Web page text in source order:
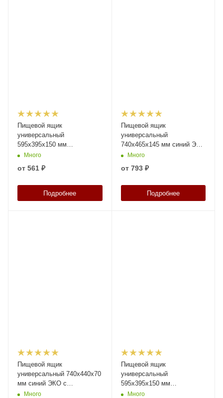
Пищевой ящик
универсальный
595х395х150 мм
прозрачный с
перфорированными
стенками и дном
Много
от 561 ₽
Подробнее
Пищевой ящик
универсальный
740х465х145 мм синий ЭКО
с перфорированными
стенками и дном
Много
от 793 ₽
Подробнее
Пищевой ящик
универсальный 740х440х70
мм синий ЭКО с
перфориров. стенками и
Много
Пищевой ящик
универсальный
595х395х150 мм
прозрачный ЭКО с
Много